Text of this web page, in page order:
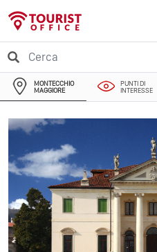
MONTECCHIO
MAGGIORE
PUNTI DI
INTERESSE